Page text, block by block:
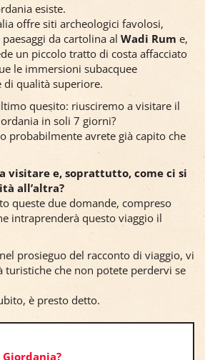
esiste.
offre siti archeologici favolosi,
da cartolina al Wadi Rum e,
un piccolo tratto di costa affacciato
le immersioni subacquee
qualità superiore.
quesito: riusciremo a visitare il
in soli 7 giorni?
probabilmente avrete già capito che
visitare e, soprattutto, come ci si
all’altra?
queste due domande, compreso
intraprenderà questo viaggio il
prosieguo del racconto di viaggio, vi
turistiche che non potete perdervi se
è presto detto.